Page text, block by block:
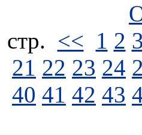
стp. << 1 2 3
21 22 23 24
40 41 42 43